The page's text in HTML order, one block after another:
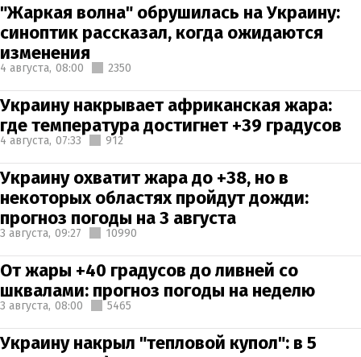
"Жаркая волна" обрушилась на Украину:
синоптик рассказал, когда ожидаются
изменения
4 августа, 08:00 2350
Украину накрывает африканская жара:
где температура достигнет +39 градусов
4 августа, 07:33 912
Украину охватит жара до +38, но в
некоторых областях пройдут дожди:
прогноз погоды на 3 августа
3 августа, 09:27 10990
От жары +40 градусов до ливней со
шквалами: прогноз погоды на неделю
3 августа, 08:00 5465
Украину накрыл "тепловой купол": в 5